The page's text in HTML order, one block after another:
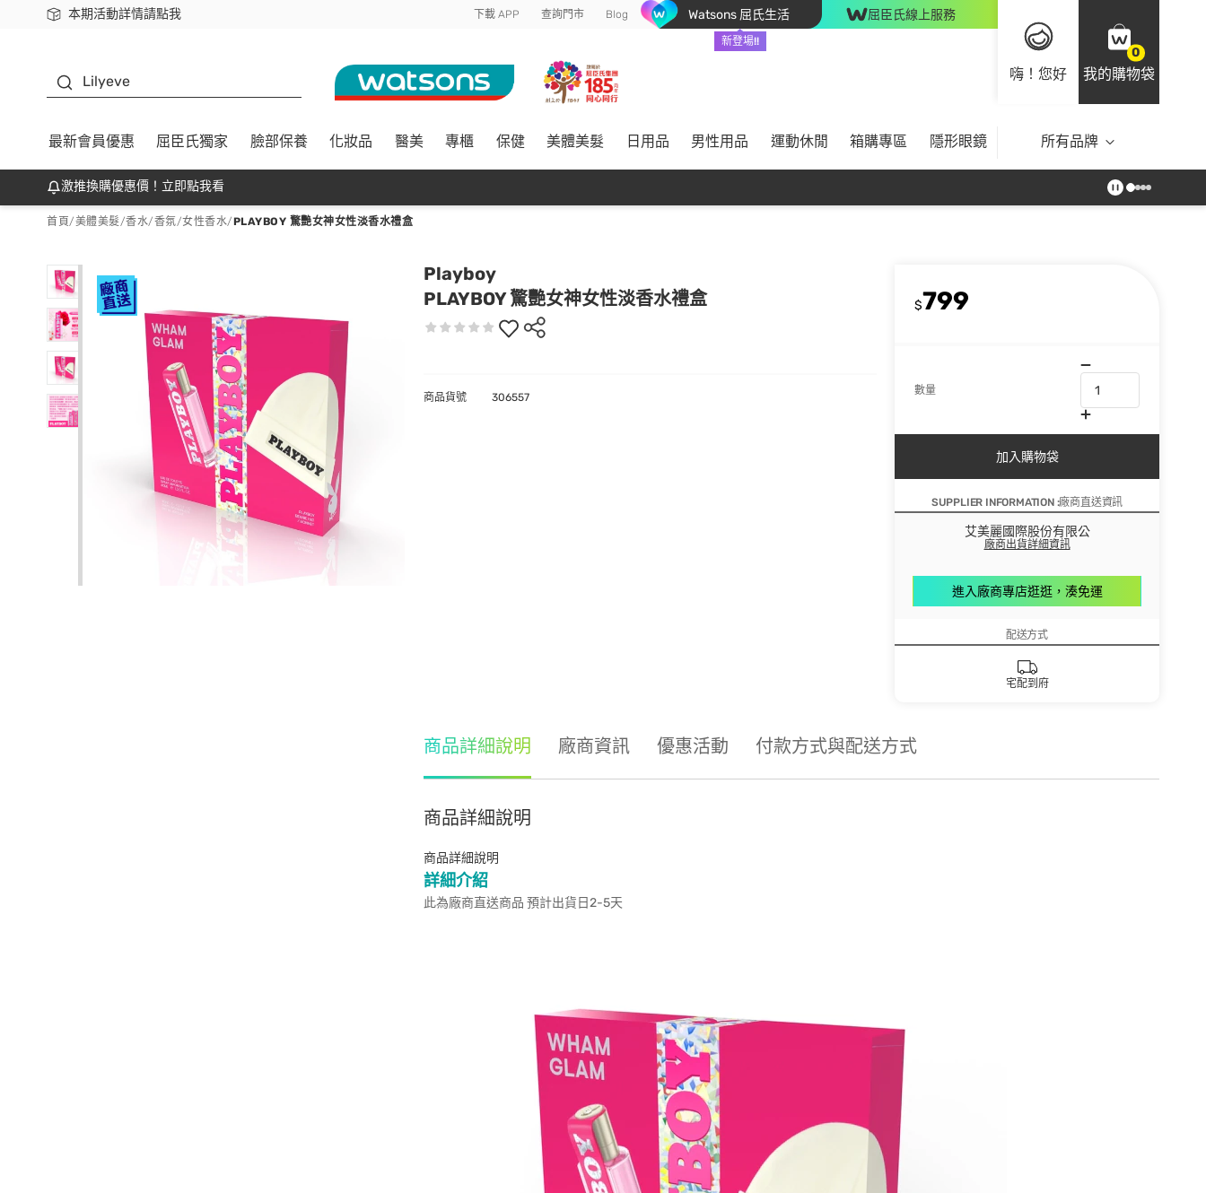
本期活動詳情請點我
下載app最高回饋$350 下載 APP 查詢門市 Blog Watsons 屈氏生活
新登場!!
屈臣氏線上服務
嗨！您好
0
我的購物袋
Lilyeve
最新會員優惠 屈臣氏獨家 臉部保養 化妝品 醫美 專櫃 保健 美體美髮 日用品 男性用品 運動休閒 箱購專區 隱形眼鏡 所有品牌
激推換購優惠價！立即點我看
首頁/美體美髮/香水/香氛/女性香水/PLAYBOY 驚艷女神女性淡香水禮盒
Playboy
PLAYBOY 驚艷女神女性淡香水禮盒
$799
數量
加入購物袋
SUPPLIER INFORMATION :廠商直送資訊
艾美麗國際股份有限公
廠商出貨詳細資訊
進入廠商專店逛逛，湊免運
配送方式
宅配到府
商品貨號 306557
商品詳細說明 廠商資訊 優惠活動 付款方式與配送方式
商品詳細說明
商品詳細說明
詳細介紹
此為廠商直送商品 預計出貨日2-5天